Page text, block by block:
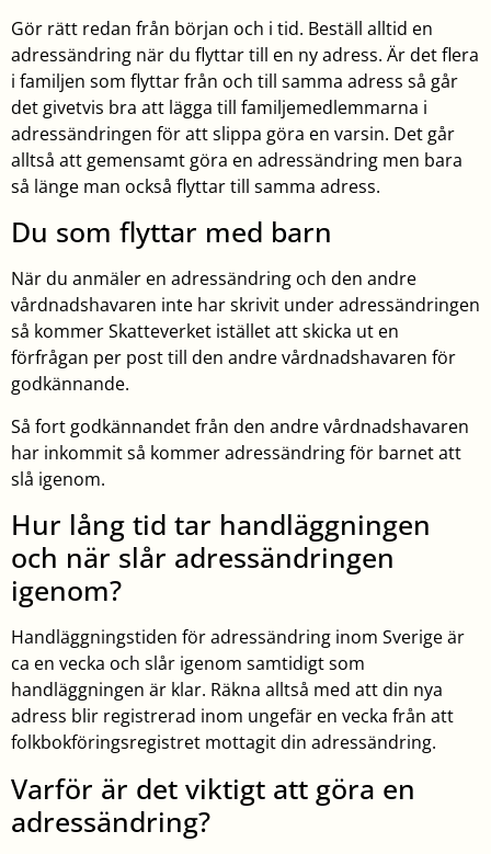
Gör rätt redan från början och i tid. Beställ alltid en
adressändring när du flyttar till en ny adress. Är det flera
i familjen som flyttar från och till samma adress så går
det givetvis bra att lägga till familjemedlemmarna i
adressändringen för att slippa göra en varsin. Det går
alltså att gemensamt göra en adressändring men bara
så länge man också flyttar till samma adress.
Du som flyttar med barn
När du anmäler en adressändring och den andre
vårdnadshavaren inte har skrivit under adressändringen
så kommer Skatteverket istället att skicka ut en
förfrågan per post till den andre vårdnadshavaren för
godkännande.
Så fort godkännandet från den andre vårdnadshavaren
har inkommit så kommer adressändring för barnet att
slå igenom.
Hur lång tid tar handläggningen
och när slår adressändringen
igenom?
Handläggningstiden för adressändring inom Sverige är
ca en vecka och slår igenom samtidigt som
handläggningen är klar. Räkna alltså med att din nya
adress blir registrerad inom ungefär en vecka från att
folkbokföringsregistret mottagit din adressändring.
Varför är det viktigt att göra en
adressändring?